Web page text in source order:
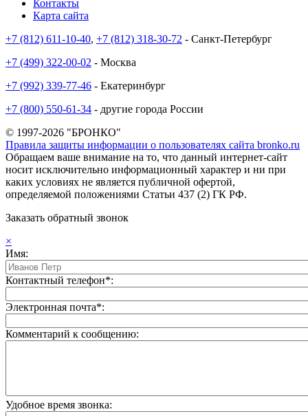
Контакты
Карта сайта
+7 (812) 611-10-40, +7 (812) 318-30-72 - Санкт-Петербург
+7 (499) 322-00-02 - Москва
+7 (992) 339-77-46 - Екатеринбург
+7 (800) 550-61-34 - другие города России
© 1997-2026 "БРОНКО"
Правила защиты информации о пользователях сайта bronko.ru
Обращаем ваше внимание на то, что данный интернет-сайт
носит исключительно информационный характер и ни при
каких условиях не является публичной офертой,
определяемой положениями Статьи 437 (2) ГК РФ.
Заказать обратный звонок
×
Имя:
Контактный телефон*:
Электронная почта*:
Комментарий к сообщению:
Удобное время звонка: